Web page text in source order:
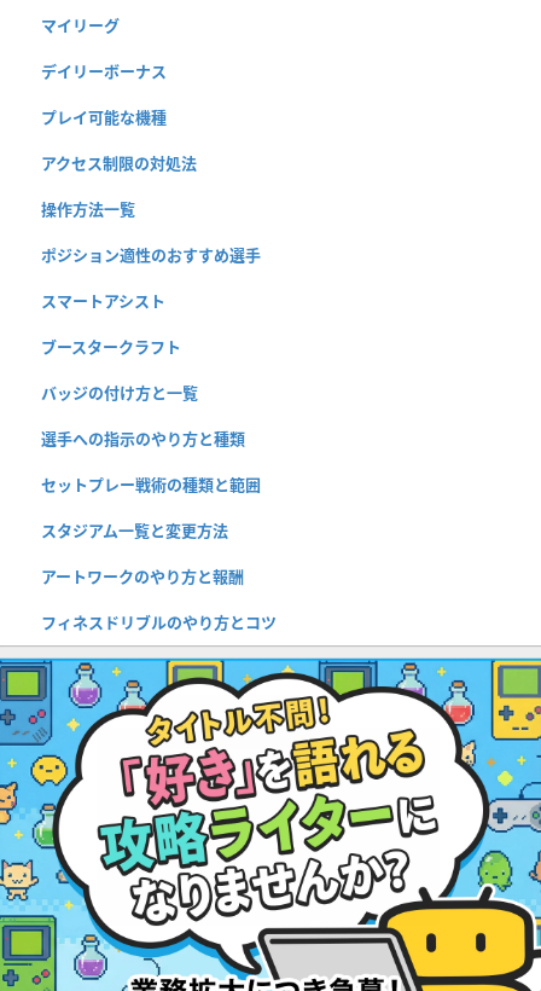
マイリーグ
デイリーボーナス
プレイ可能な機種
アクセス制限の対処法
操作方法一覧
ポジション適性のおすすめ選手
スマートアシスト
ブースタークラフト
バッジの付け方と一覧
選手への指示のやり方と種類
セットプレー戦術の種類と範囲
スタジアム一覧と変更方法
アートワークのやり方と報酬
フィネスドリブルのやり方とコツ